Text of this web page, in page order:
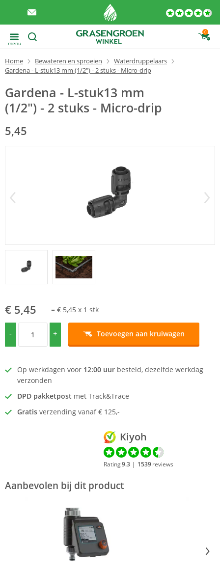
menu
0
Home Bewateren en sproeien
Waterdruppelaars
Gardena - L-stuk13 mm (1/2") - 2 stuks - Micro-drip
Gardena - L-stuk13 mm
(1/2") - 2 stuks - Micro-drip
5,45
€ 5,45 = € 5,45 x 1 stk
- + Toevoegen aan kruiwagen
Op werkdagen voor 12:00 uur besteld, dezelfde werkdag
verzonden
DPD pakketpost met Track&Trace
Gratis verzending vanaf € 125,-
Kiyoh
Rating9.3 | 1539reviews
Aanbevolen bij dit product